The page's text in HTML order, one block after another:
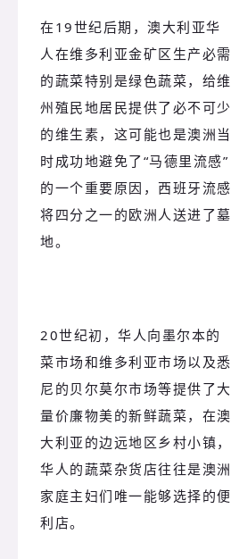
在19世纪后期，澳大利亚华
人在维多利亚金矿区生产必需
的蔬菜特别是绿色蔬菜，给维
州殖民地居民提供了必不可少
的维生素，这可能也是澳洲当
时成功地避免了“马德里流感”
的一个重要原因，西班牙流感
将四分之一的欧洲人送进了墓
地。
20世纪初，华人向墨尔本的
菜市场和维多利亚市场以及悉
尼的贝尔莫尔市场等提供了大
量价廉物美的新鲜蔬菜，在澳
大利亚的边远地区乡村小镇，
华人的蔬菜杂货店往往是澳洲
家庭主妇们唯一能够选择的便
利店。